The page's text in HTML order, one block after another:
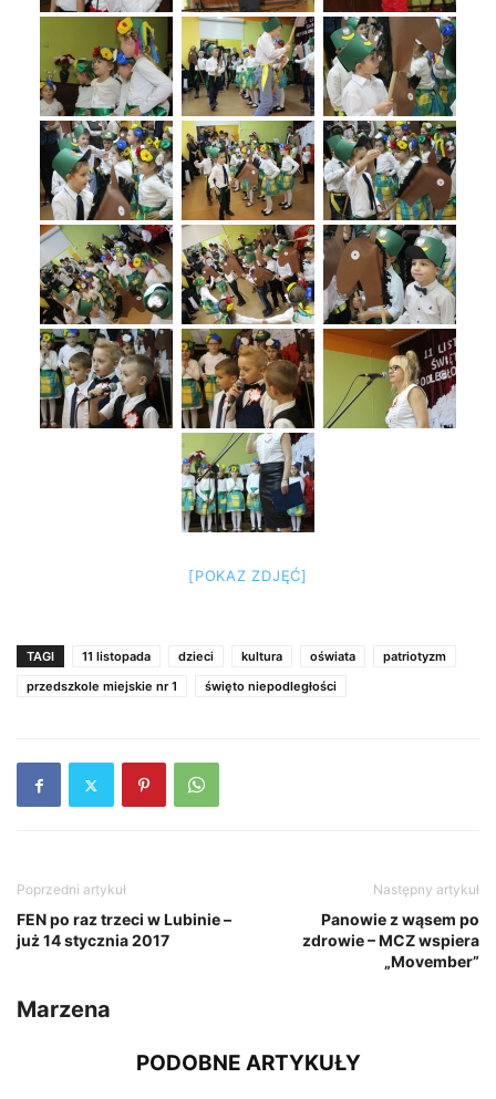
[POKAZ ZDJĘĆ]
TAGI 11 listopada dzieci kultura oświata
patriotyzm
przedszkole miejskie nr 1
święto niepodległości
Poprzedni artykuł
FEN po raz trzeci w Lubinie –
już 14 stycznia 2017
Następny artykuł
Panowie z wąsem po
zdrowie – MCZ wspiera
„Movember”
Marzena
PODOBNE ARTYKUŁY